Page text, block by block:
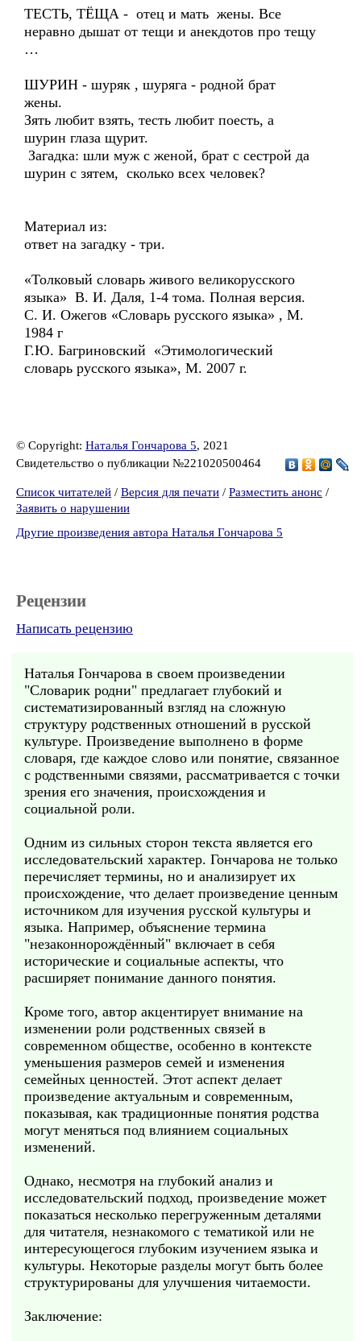
ТЕСТЬ, ТЁЩА - отец и мать жены. Все
неравно дышат от тещи и анекдотов про тещу
…
ШУРИН - шуряк , шуряга - родной брат
жены.
Зять любит взять, тесть любит поесть, а
шурин глаза щурит.
Загадка: шли муж с женой, брат с сестрой да
шурин с зятем, сколько всех человек?
Материал из:
ответ на загадку - три.
«Толковый словарь живого великорусского
языка» В. И. Даля, 1-4 тома. Полная версия.
С. И. Ожегов «Словарь русского языка» , М.
1984 г
Г.Ю. Багриновский «Этимологический
словарь русского языка», М. 2007 г.
© Copyright: Наталья Гончарова 5, 2021
Свидетельство о публикации №221020500464
Список читателей / Версия для печати / Разместить анонс /
Заявить о нарушении
Другие произведения автора Наталья Гончарова 5
Рецензии
Написать рецензию
Наталья Гончарова в своем произведении
"Словарик родни" предлагает глубокий и
систематизированный взгляд на сложную
структуру родственных отношений в русской
культуре. Произведение выполнено в форме
словаря, где каждое слово или понятие, связанное
с родственными связями, рассматривается с точки
зрения его значения, происхождения и
социальной роли.
Одним из сильных сторон текста является его
исследовательский характер. Гончарова не только
перечисляет термины, но и анализирует их
происхождение, что делает произведение ценным
источником для изучения русской культуры и
языка. Например, объяснение термина
"незаконнорождённый" включает в себя
исторические и социальные аспекты, что
расширяет понимание данного понятия.
Кроме того, автор акцентирует внимание на
изменении роли родственных связей в
современном обществе, особенно в контексте
уменьшения размеров семей и изменения
семейных ценностей. Этот аспект делает
произведение актуальным и современным,
показывая, как традиционные понятия родства
могут меняться под влиянием социальных
изменений.
Однако, несмотря на глубокий анализ и
исследовательский подход, произведение может
показаться несколько перегруженным деталями
для читателя, незнакомого с тематикой или не
интересующегося глубоким изучением языка и
культуры. Некоторые разделы могут быть более
структурированы для улучшения читаемости.
Заключение: